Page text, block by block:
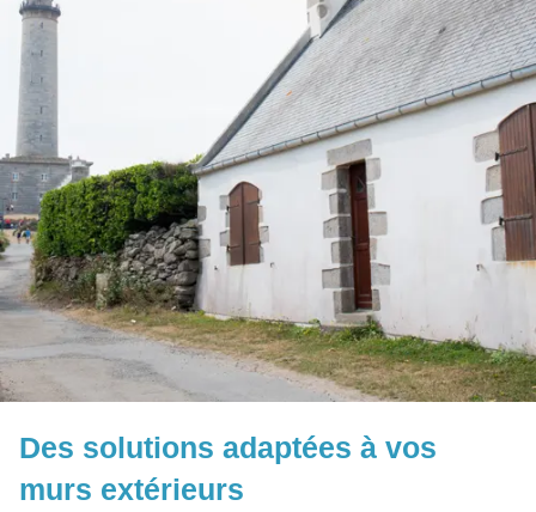
Des solutions adaptées à vos
murs extérieurs